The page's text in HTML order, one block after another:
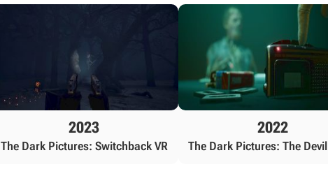
2023
The Dark Pictures: Switchback VR
2022
The Dark Pictures: The